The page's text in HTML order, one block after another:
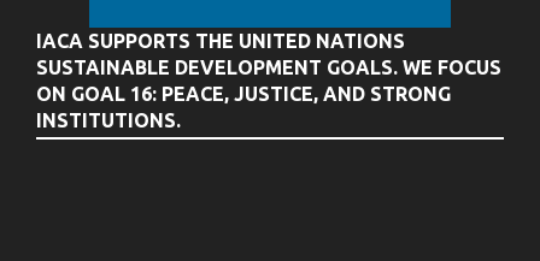
IACA SUPPORTS THE UNITED NATIONS
SUSTAINABLE DEVELOPMENT GOALS. WE FOCUS
ON GOAL 16: PEACE, JUSTICE, AND STRONG
INSTITUTIONS.